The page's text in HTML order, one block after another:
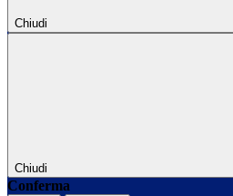
Chiudi
Chiudi
Conferma